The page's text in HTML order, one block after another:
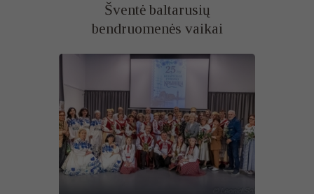
Šventė baltarusių
bendruomenės vaikai